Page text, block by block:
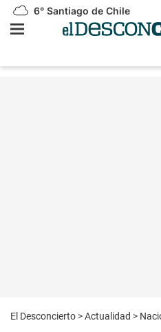
6° Santiago de Chile
El Desconcierto >Actualidad >